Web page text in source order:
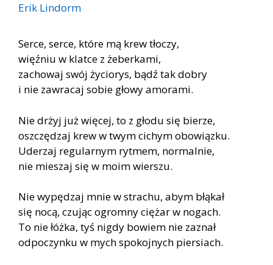
Erik Lindorm
Serce, serce, które mą krew tłoczy,
więźniu w klatce z żeberkami,
zachowaj swój życiorys, bądź tak dobry
i nie zawracaj sobie głowy amorami.
Nie drżyj już więcej, to z głodu się bierze,
oszczędzaj krew w twym cichym obowiązku.
Uderzaj regularnym rytmem, normalnie,
nie mieszaj się w moim wierszu.
Nie wypędzaj mnie w strachu, abym błąkał
się nocą, czując ogromny ciężar w nogach.
To nie łóżka, tyś nigdy bowiem nie zaznał
odpoczynku w mych spokojnych piersiach.